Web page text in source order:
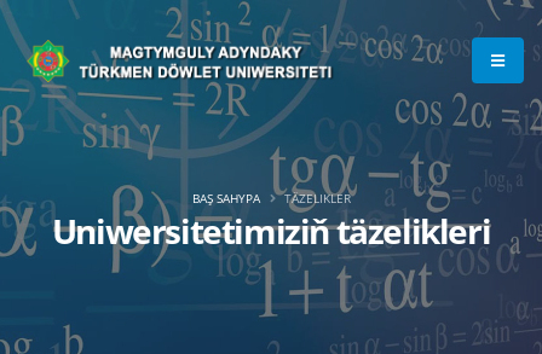
Uniwersitetimiziň täzelikleri
BAŞ SAHYPA TÄZELIKLER